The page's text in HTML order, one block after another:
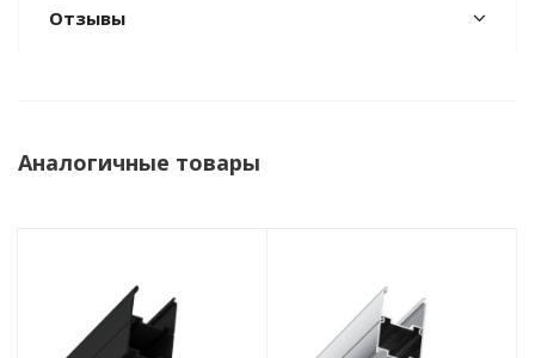
Отзывы
Аналогичные товары